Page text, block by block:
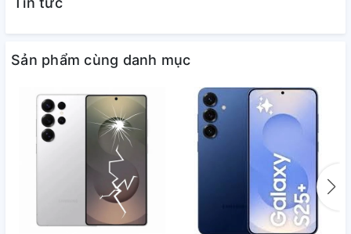
Sản phẩm cùng danh mục